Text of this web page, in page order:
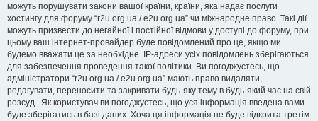
можуть порушувати закони вашої країни, країни, яка надає послуги
хостингу для форуму “r2u.org.ua / e2u.org.ua” чи міжнародне право. Такі дії
можуть призвести до негайної і постійної відмови у доступі до форуму, при
цьому ваш інтернет-провайдер буде повідомлений про це, якщо ми
будемо вважати це за необхідне. IP-адреси усіх повідомлень зберігаються
для забезпечення проведення такої політики. Ви погоджуєтесь, що
адміністратори “r2u.org.ua / e2u.org.ua” мають право видаляти,
редагувати, переносити та закривати будь-яку тему в будь-який час на свій
розсуд . Як користувач ви погоджуєтесь, що уся інформація введена вами
буде зберігатись в базі даних. Хоча ця інформація не буде відкрита третім